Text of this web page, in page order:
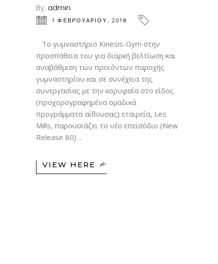
By: admin
1 ΦΕΒΡΟΥΑΡΊΟΥ, 2018
Το γυμναστήριο Kinesis-Gym στην
προσπάθεια του για διαρκή βελτίωση και
αναβάθμιση των προϊόντων παροχής
γυμναστηρίου και σε συνέχεια της
συνεργασίας με την κορυφαία στο είδος
(προχορογραφημένα ομαδικά
προγράμματα αίθουσας) εταιρεία, Les
Mills, παρουσιάζει το νέο επεισόδιο (New
Release 80)
VIEW HERE